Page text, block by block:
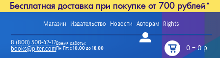
Бесплатная доставка при покупке от 700 рублей*
Магазин Издательство Новости Авторам Rights
Войти
0=0 р.
8 (800) 500-42-17
books@piter.com
Время работы:
Пн-Пт: с10:00до18:00